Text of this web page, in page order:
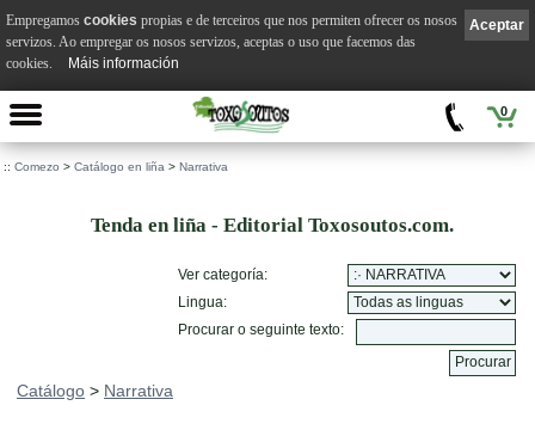
0
:: Comezo > Catálogo en liña > Narrativa
Tenda en liña - Editorial Toxosoutos.com.
Ver categoría:
Lingua:
Procurar o seguinte texto:
Catálogo > Narrativa
Aceptar
Empregamos cookies propias e de terceiros que nos permiten ofrecer os nosos
servizos. Ao empregar os nosos servizos, aceptas o uso que facemos das
cookies.
Máis información